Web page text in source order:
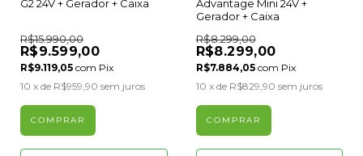
G2 24V + Gerador + Caixa
R$15.990,00
R$9.599,00
R$9.119,05 com Pix
10 x de R$959,90 sem juros
Advantage Mini 24V +
Gerador + Caixa
R$8.299,00
R$8.299,00
R$7.884,05 com Pix
10 x de R$829,90 sem juros